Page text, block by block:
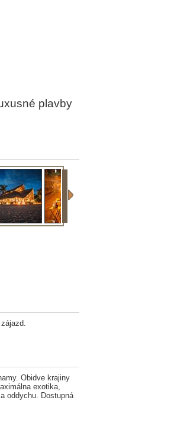
plavby
Obidve krajiny
exotika,
oddychu. Dostupná